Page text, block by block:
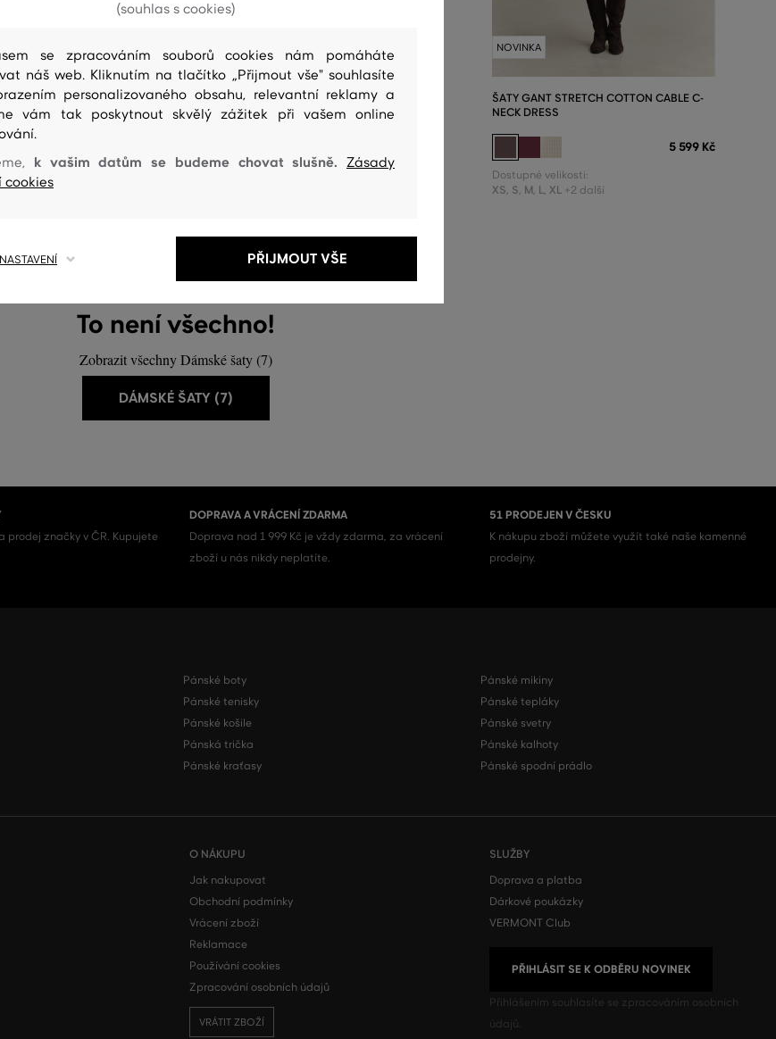
RIBBED SS JERSEY POLO
další
NOVINKA
ŠATY GANT STRETCH COTTON CABLE C-
NECK DRESS
NOVINKA
ŠATY GANT STRETCH COTTON CABLE C-
NECK DRESS
5 599 Kč
Dostupné velikosti:
XS, S, M, L, XL +2 další
To není všechno!
Zobrazit všechny Dámské šaty (7)
DÁMSKÉ ŠATY (7)
prodej značky v ČR. Kupujete
DOPRAVA A VRÁCENÍ ZDARMA
Doprava nad 1 999 Kč je vždy zdarma, za vrácení
zboží u nás nikdy neplatíte.
51 PRODEJEN V ČESKU
K nákupu zboží můžete využít také naše kamenné
prodejny.
Pánské boty
Pánské tenisky
Pánské košile
Pánská trička
Pánské kraťasy
Pánské mikiny
Pánské tepláky
Pánské svetry
Pánské kalhoty
Pánské spodní prádlo
O NÁKUPU
Jak nakupovat
Obchodní podmínky
Vrácení zboží
Reklamace
Používání cookies
Zpracování osobních údajů
VRÁTIT ZBOŽÍ
SLUŽBY
Doprava a platba
Dárkové poukázky
VERMONT Club
PŘIHLÁSIT SE K ODBĚRU NOVINEK
Přihlášením souhlasíte se zpracováním osobních
údajů.
(souhlas s cookies)
se zpracováním souborů cookies nám pomáháte
náš web. Kliknutím na tlačítko „Přijmout vše" souhlasíte
personalizovaného obsahu, relevantní reklamy a
vám tak poskytnout skvělý zážitek při vašem online
k vašim datům se budeme chovat slušně. Zásady
cookies
PŘIJMOUT VŠE